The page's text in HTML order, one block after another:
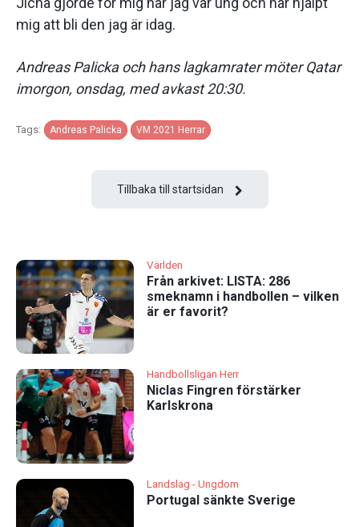
mig att bli den jag är idag.
Andreas Palicka och hans lagkamrater möter Qatar
imorgon, onsdag, med avkast 20:30.
Tags: Andreas Palicka VM 2021 Herrar
Tillbaka till startsidan
Världen
Från arkivet: LISTA: 286
smeknamn i handbollen – vilken
är er favorit?
Handbollsligan Herr
Niclas Fingren förstärker
Karlskrona
Landslag - Ungdom
Portugal sänkte Sverige